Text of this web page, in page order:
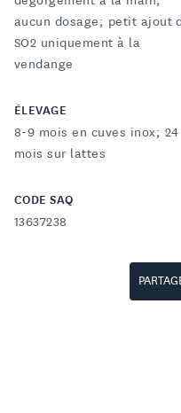
aucun dosage; petit ajout
SO2 uniquement à la
vendange
ÉLEVAGE
8-9 mois en cuves inox; 24
mois sur lattes
CODE SAQ
13637238